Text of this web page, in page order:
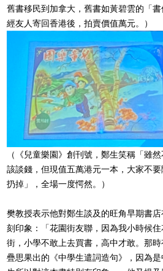
舊書移民到加拿大，舊書如黃碧雲的「書
經友人寄回香港後，拍賣價值萬元。）
（《兒童樂園》創刊號，鄭生笑稱「雖
該談錢，但現值五萬港元一本，大家不要
扔掉」，全場一度愕然。）
樊教授表示他對鄭生談及的旺角早期書店
刻印象：「花園街友聯，因為我小時候住
街，小學不敢上去買書，高中才敢。那時
疊思果出的《中學生遣詞造句》，因為是